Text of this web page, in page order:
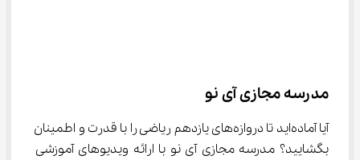
مدرسه مجازی آی نو
آیا آماده‌اید تا دروازه‌های یازدهم ریاضی را با قدرت و اطمینان
بگشایید؟ مدرسه مجازی آی نو با ارائه ویدیوهای آموزشی